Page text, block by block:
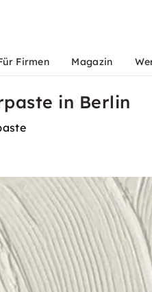
Firmen Magazin
in Berlin